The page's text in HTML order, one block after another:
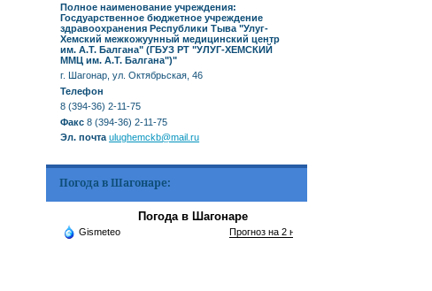
Полное наименование учреждения:
Госдуарственное бюджетное учреждение
здравоохранения Республики Тыва "Улуг-
Хемский межкожуунный медицинский центр
им. А.Т. Балгана" (ГБУЗ РТ "УЛУГ-ХЕМСКИЙ
ММЦ им. А.Т. Балгана")"
г. Шагонар, ул. Октябрьская, 46
Телефон
8 (394-36) 2-11-75
Факс 8 (394-36) 2-11-75
Эл. почта ulughemckb@mail.ru
Погода в Шагонаре:
Погода в Шагонаре
Gismeteo Прогноз на 2 недели